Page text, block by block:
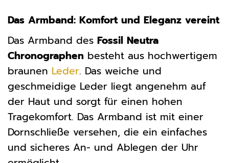
Das Armband: Komfort und Eleganz vereint
Das Armband des Fossil Neutra
Chronographen besteht aus hochwertigem
braunen Leder. Das weiche und
geschmeidige Leder liegt angenehm auf
der Haut und sorgt für einen hohen
Tragekomfort. Das Armband ist mit einer
Dornschließe versehen, die ein einfaches
und sicheres An- und Ablegen der Uhr